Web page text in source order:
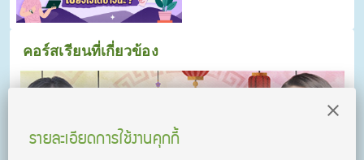
คอร์สเรียนที่เกี่ยวข้อง
รายละเอียดการใช้งานคุกกี้